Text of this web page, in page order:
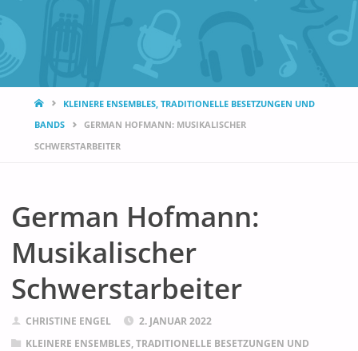
STARTKLEINERE ENSEMBLES, TRADITIONELLE BESETZUNGEN UND
BANDS
GERMAN HOFMANN: MUSIKALISCHER
SCHWERSTARBEITER
German Hofmann:
Musikalischer
Schwerstarbeiter
CHRISTINE ENGEL
2. JANUAR 2022
KLEINERE ENSEMBLES, TRADITIONELLE BESETZUNGEN UND